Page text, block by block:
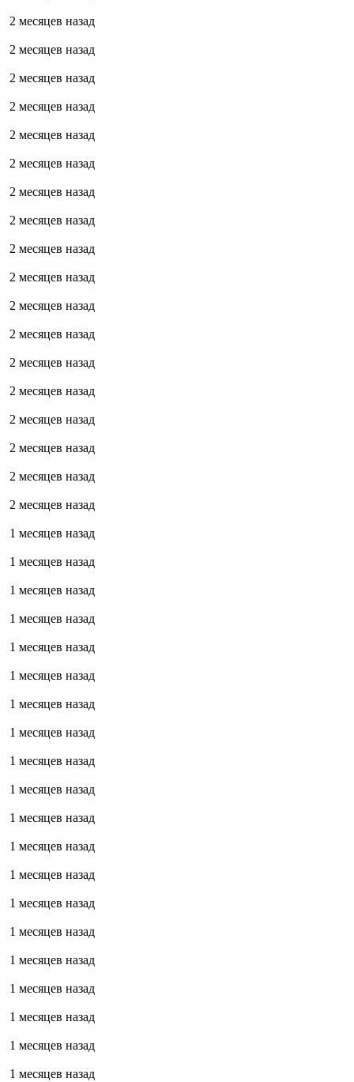
2 месяцев назад
2 месяцев назад
2 месяцев назад
2 месяцев назад
2 месяцев назад
2 месяцев назад
2 месяцев назад
2 месяцев назад
2 месяцев назад
2 месяцев назад
2 месяцев назад
2 месяцев назад
2 месяцев назад
2 месяцев назад
2 месяцев назад
2 месяцев назад
2 месяцев назад
2 месяцев назад
1 месяцев назад
1 месяцев назад
1 месяцев назад
1 месяцев назад
1 месяцев назад
1 месяцев назад
1 месяцев назад
1 месяцев назад
1 месяцев назад
1 месяцев назад
1 месяцев назад
1 месяцев назад
1 месяцев назад
1 месяцев назад
1 месяцев назад
1 месяцев назад
1 месяцев назад
1 месяцев назад
1 месяцев назад
1 месяцев назад